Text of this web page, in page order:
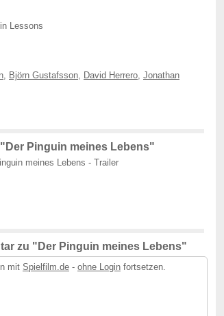
Lessons
, Björn Gustafsson, David Herrero, Jonathan
Pinguin meines Lebens"
meines Lebens - Trailer
zu "Der Pinguin meines Lebens"
mit Spielfilm.de - ohne Login fortsetzen.